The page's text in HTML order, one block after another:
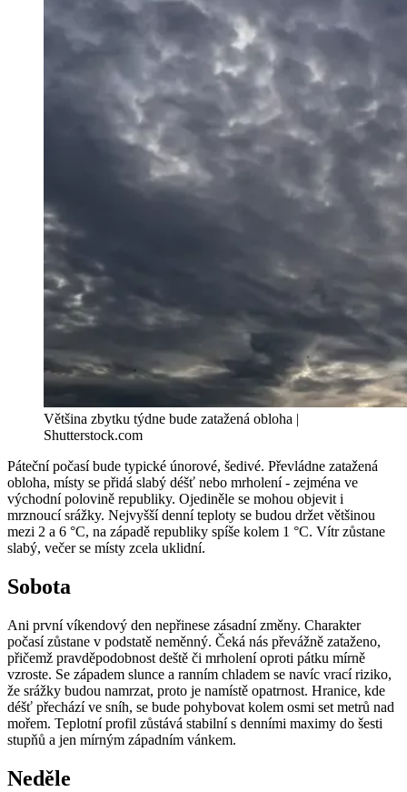
Většina zbytku týdne bude zatažená obloha |
Shutterstock.com
Páteční počasí bude typické únorové, šedivé. Převládne zatažená
obloha, místy se přidá slabý déšť nebo mrholení - zejména ve
východní polovině republiky. Ojediněle se mohou objevit i
mrznoucí srážky. Nejvyšší denní teploty se budou držet většinou
mezi 2 a 6 °C, na západě republiky spíše kolem 1 °C. Vítr zůstane
slabý, večer se místy zcela uklidní.
Sobota
Ani první víkendový den nepřinese zásadní změny. Charakter
počasí zůstane v podstatě neměnný. Čeká nás převážně zataženo,
přičemž pravděpodobnost deště či mrholení oproti pátku mírně
vzroste. Se západem slunce a ranním chladem se navíc vrací riziko,
že srážky budou namrzat, proto je namístě opatrnost. Hranice, kde
déšť přechází ve sníh, se bude pohybovat kolem osmi set metrů nad
mořem. Teplotní profil zůstává stabilní s denními maximy do šesti
stupňů a jen mírným západním vánkem.
Neděle